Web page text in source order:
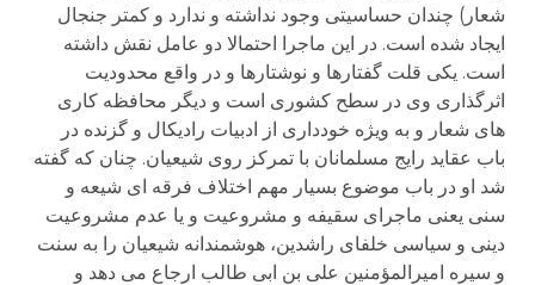
شعار) چندان حساسیتی وجود نداشته و ندارد و کمتر جنجال
ایجاد شده است. در این ماجرا احتمالا دو عامل نقش داشته
است. یکی قلت گفتارها و نوشتارها و در واقع محدودیت
اثرگذاری وی در سطح کشوری است و دیگر محافظه کاری
های شعار و به ویژه خودداری از ادبیات رادیکال و گزنده در
باب عقاید رایج مسلمانان با تمرکز روی شیعیان. چنان که گفته
شد او در باب موضوع بسیار مهم اختلاف فرقه ای شیعه و
سنی یعنی ماجرای سقیفه و مشروعیت و یا عدم مشروعیت
دینی و سیاسی خلفای راشدین، هوشمندانه شیعیان را به سنت
و سیره امیرالمؤمنین علی بن ابی طالب ارجاع می دهد و